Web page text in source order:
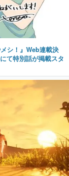
シ！』Web連載決
て特別話が掲載スタ